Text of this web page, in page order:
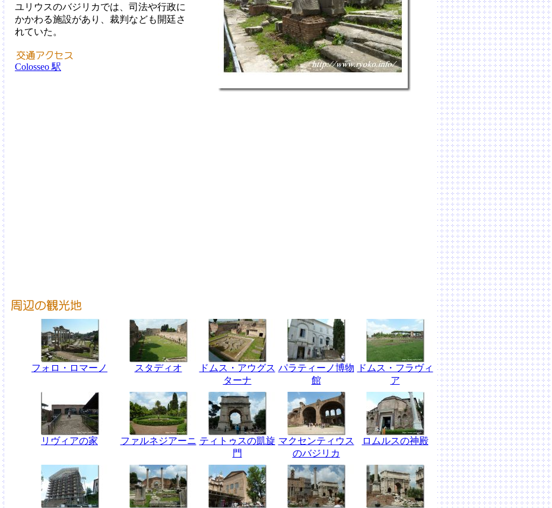
ユリウスのバジリカでは、司法や行政に
かかわる施設があり、裁判なども開廷さ
れていた。
Colosseo 駅
フォロ・ロマーノ スタディオ
ドムス・アウグス
ターナ
パラティーノ博物
館
ドムス・フラヴィ
ア
リヴィアの家 ファルネジアーニ ティトゥスの凱旋
門
マクセンティウス
のバジリカ
ロムルスの神殿